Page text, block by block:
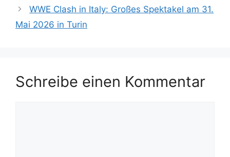
WWE Clash in Italy: Großes Spektakel am 31.
Mai 2026 in Turin
Schreibe einen Kommentar